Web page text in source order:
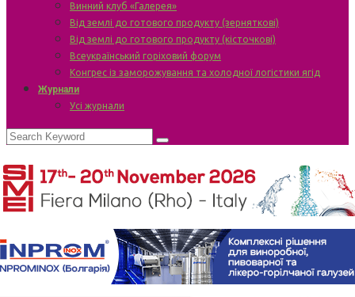
Винний клуб «Галерея»
Від землі до готового продукту (зерняткові)
Від землі до готового продукту (кісточкові)
Всеукраїнський горіховий форум
Конгрес із заморожування та холодної логістики ягід
Журнали
Усі журнали